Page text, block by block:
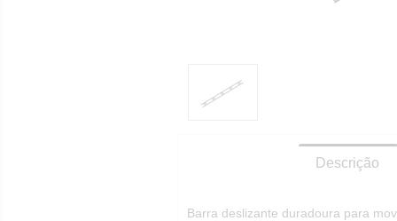
Descrição
Barra deslizante duradoura para